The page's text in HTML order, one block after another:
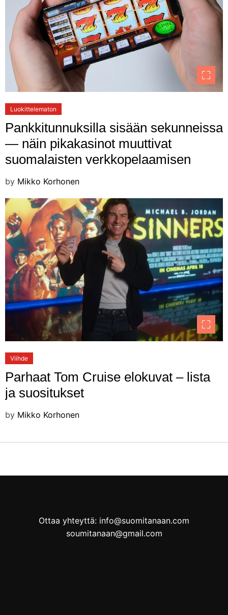
Luokittelematon
Pankkitunnuksilla sisään sekunneissa
— näin pikakasinot muuttivat
suomalaisten verkkopelaamisen
by Mikko Korhonen
Viihde
Parhaat Tom Cruise elokuvat – lista
ja suositukset
by Mikko Korhonen
Ottaa yhteyttä: info@suomitanaan.com
soumitanaan@gmail.com